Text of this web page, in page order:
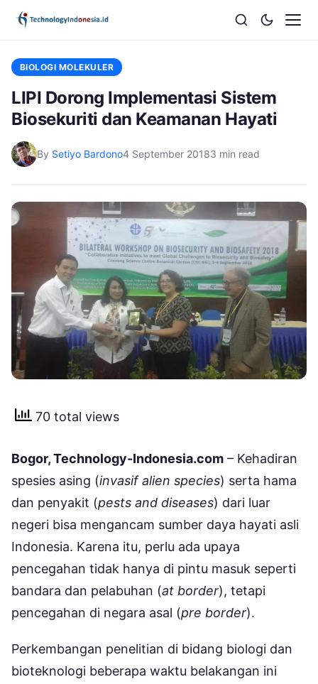
BIOLOGI MOLEKULER
LIPI Dorong Implementasi Sistem
Biosekuriti dan Keamanan Hayati
By Setiyo Bardono4 September 20183 min read
70 total views
Bogor, Technology-Indonesia.com – Kehadiran
spesies asing (invasif alien species) serta hama
dan penyakit (pests and diseases) dari luar
negeri bisa mengancam sumber daya hayati asli
Indonesia. Karena itu, perlu ada upaya
pencegahan tidak hanya di pintu masuk seperti
bandara dan pelabuhan (at border), tetapi
pencegahan di negara asal (pre border).
Perkembangan penelitian di bidang biologi dan
bioteknologi beberapa waktu belakangan ini